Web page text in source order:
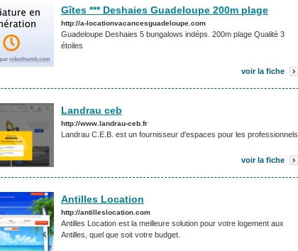
Gîtes *** Deshaies Guadeloupe 200m plage
http://a-locationvacancesguadeloupe.com
Guadeloupe Deshaies 5 bungalows indéps. 200m plage Qualité 3
étoiles
voir la fiche
Landrau ceb
http://www.landrau-ceb.fr
Landrau C.E.B. est un fournisseur d'espaces pour les professionnels.
voir la fiche
Antilles Location
http://antilleslocation.com
Antilles Location est la meilleure solution pour votre logement aux
Antilles, quel que soit votre budget.